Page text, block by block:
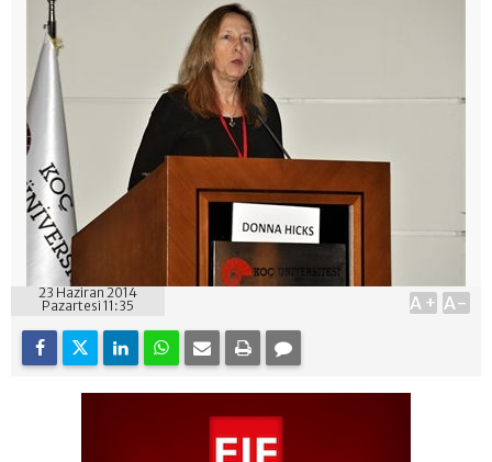
23 Haziran 2014
Pazartesi 11:35
A+ A-